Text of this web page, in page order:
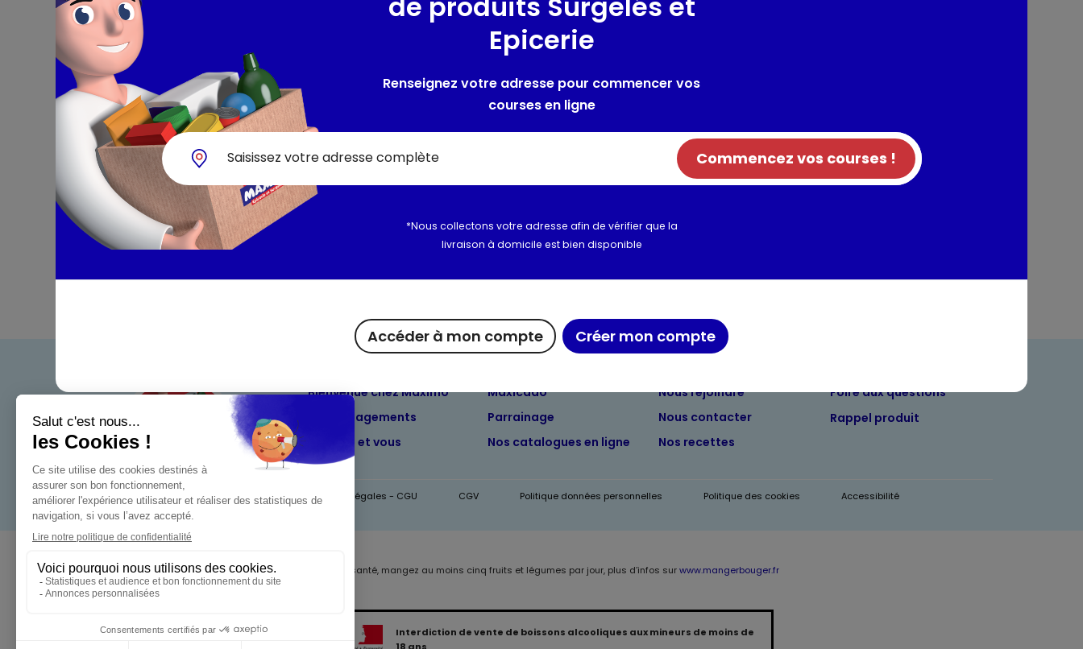
Utilisation et conservation
Composition / Ingrédients / Allergènes
levure, correcteur d'acidité (hydroxyde de sodium)
Allergènes :
Informations complémentaires
Bienvenue chez Maximo
Nos engagements
Maximo et vous
Maxicado
Parrainage
Nos catalogues en ligne
Nous rejoindre
Nous contacter
Nos recettes
Foire aux questions
Rappel produit
Mentions légales - CGU CGV Politique données personnelles Politique des cookies Accessibilité
Pour votre santé, mangez au moins cinq fruits et légumes par jour, plus d’infos surwww.mangerbouger.fr
Interdiction de vente de boissons alcooliques aux mineurs de moins de
Epicerie
Renseignez votre adresse pour commencer vos
courses en ligne
Commencez vos courses !
*Nous collectons votre adresse afin de vérifier que la
livraison à domicile est bien disponible
Accéder à mon compte Créer mon compte